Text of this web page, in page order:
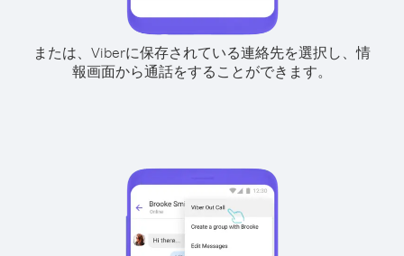
または、Viberに保存されている連絡先を選択し、情
報画面から通話をすることができます。